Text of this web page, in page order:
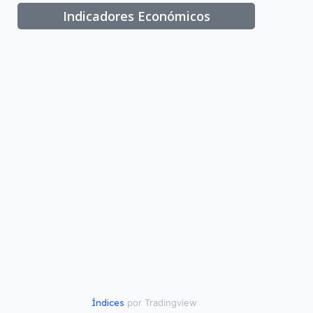
Indicadores Económicos
Índices por Tradingview